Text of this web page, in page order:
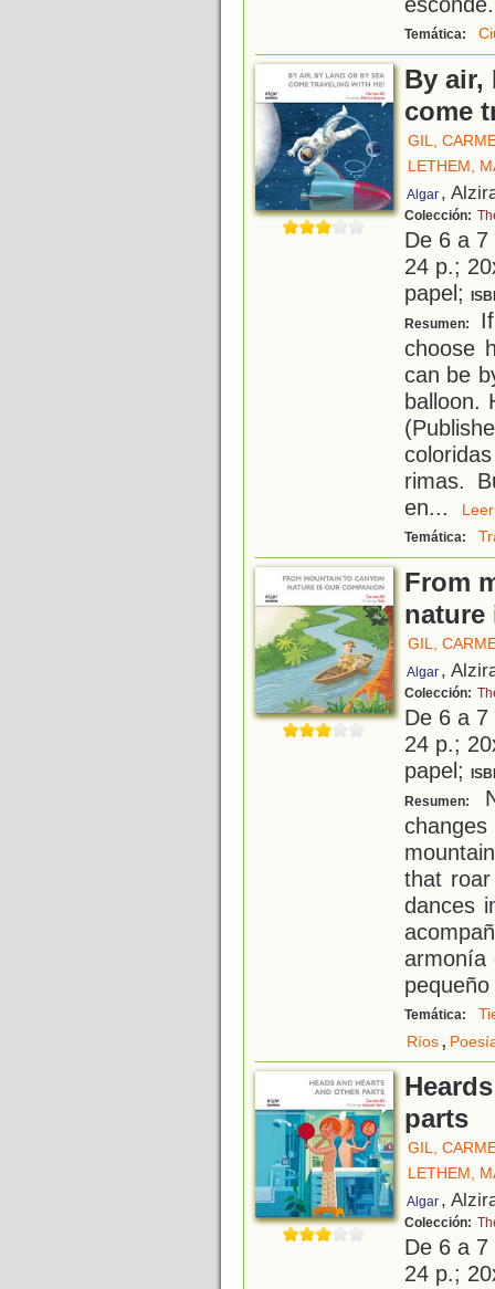
Temática:
By
come
GIL,
LETHEM,
Algar ,
Colección:
De 6 a
24 p.;
papel;
Resumen:
choose
can be
balloon.
rimas.
en...
Temática:
From
nature
GIL,
Algar ,
Colección:
De 6 a
24 p.;
papel;
Resumen:
that
dances
armonía
Temática:
Ríos,
parts
GIL,
LETHEM,
Algar ,
Colección:
De 6 a
24 p.;